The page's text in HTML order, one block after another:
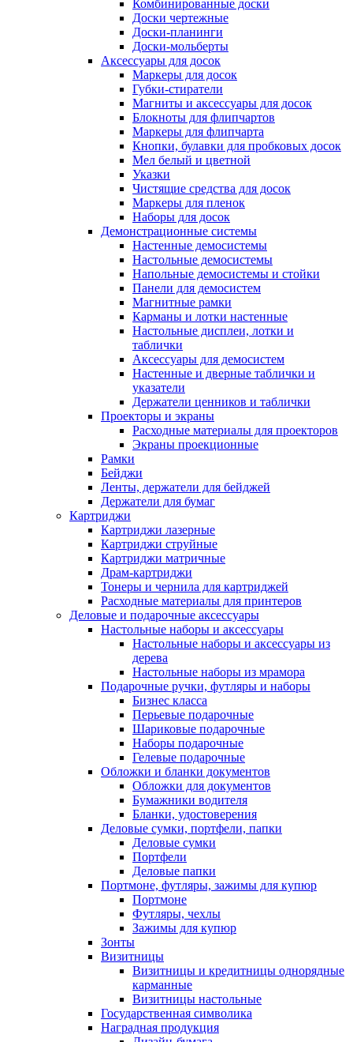
Комбинированные доски
Доски чертежные
Доски-планинги
Доски-мольберты
Аксессуары для досок
Маркеры для досок
Губки-стиратели
Магниты и аксессуары для досок
Блокноты для флипчартов
Маркеры для флипчарта
Кнопки, булавки для пробковых досок
Мел белый и цветной
Указки
Чистящие средства для досок
Маркеры для пленок
Наборы для досок
Демонстрационные системы
Настенные демосистемы
Настольные демосистемы
Напольные демосистемы и стойки
Панели для демосистем
Магнитные рамки
Карманы и лотки настенные
Настольные дисплеи, лотки и
таблички
Аксессуары для демосистем
Настенные и дверные таблички и
указатели
Держатели ценников и таблички
Проекторы и экраны
Расходные материалы для проекторов
Экраны проекционные
Рамки
Бейджи
Ленты, держатели для бейджей
Держатели для бумаг
Картриджи
Картриджи лазерные
Картриджи струйные
Картриджи матричные
Драм-картриджи
Тонеры и чернила для картриджей
Расходные материалы для принтеров
Деловые и подарочные аксессуары
Настольные наборы и аксессуары
Настольные наборы и аксессуары из
дерева
Настольные наборы из мрамора
Подарочные ручки, футляры и наборы
Бизнес класса
Перьевые подарочные
Шариковые подарочные
Наборы подарочные
Гелевые подарочные
Обложки и бланки документов
Обложки для документов
Бумажники водителя
Бланки, удостоверения
Деловые сумки, портфели, папки
Деловые сумки
Портфели
Деловые папки
Портмоне, футляры, зажимы для купюр
Портмоне
Футляры, чехлы
Зажимы для купюр
Зонты
Визитницы
Визитницы и кредитницы однорядные
карманные
Визитницы настольные
Государственная символика
Наградная продукция